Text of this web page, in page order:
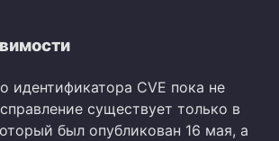
идентификатора CVE пока не
существует только в
был опубликован 16 мая, а